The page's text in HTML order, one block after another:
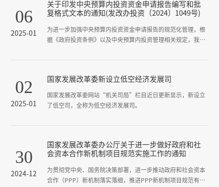
06
2025-01
关于印发中央预算内投资资金申请报告编写和批
复格式文本的通知(发改办投资〔2024〕1049号)
为进一步加强中央预算内投资资金申请报告的规范化管理，根
据《政府投资条例》以及中央预算内投资管理相关规定，我们
02
2025-01
国家发展改革委新设立低空经济发展司
国家发展改革委网站“机关司局”栏目近日更新显示，新设立
了低空司，全称为低空经济发展司。
30
2024-12
国家发展改革委办公厅关于进一步做好政府和社
会资本合作新机制项目规范实施工作的通知
为贯彻党中央、国务院决策部署，进一步推动政府和社会资本
合作（PPP）新机制落实落细，推进PPP新机制项目规范有序